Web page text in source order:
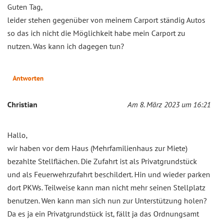
Guten Tag,
leider stehen gegenüber von meinem Carport ständig Autos
so das ich nicht die Möglichkeit habe mein Carport zu
nutzen. Was kann ich dagegen tun?
Antworten
Christian Am 8. März 2023 um 16:21
Hallo,
wir haben vor dem Haus (Mehrfamilienhaus zur Miete)
bezahlte Stellflächen. Die Zufahrt ist als Privatgrundstück
und als Feuerwehrzufahrt beschildert. Hin und wieder parken
dort PKWs. Teilweise kann man nicht mehr seinen Stellplatz
benutzen. Wen kann man sich nun zur Unterstützung holen?
Da es ja ein Privatgrundstück ist, fällt ja das Ordnungsamt